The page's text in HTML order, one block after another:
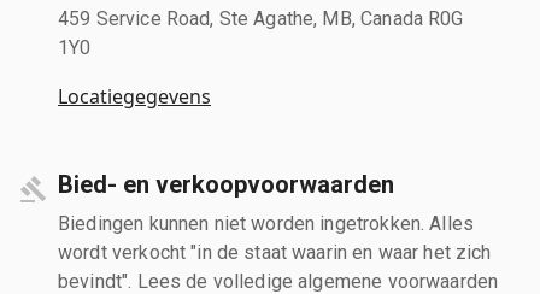
459 Service Road, Ste Agathe, MB, Canada R0G
1Y0
Locatiegegevens
Bied- en verkoopvoorwaarden
Biedingen kunnen niet worden ingetrokken. Alles
wordt verkocht "in de staat waarin en waar het zich
bevindt". Lees de volledige algemene voorwaarden